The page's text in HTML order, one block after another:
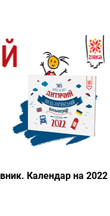
Календар на 2022